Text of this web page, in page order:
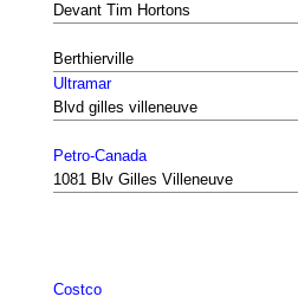
Devant Tim Hortons
Berthierville
Ultramar
Blvd gilles villeneuve
Petro-Canada
1081 Blv Gilles Villeneuve
Costco